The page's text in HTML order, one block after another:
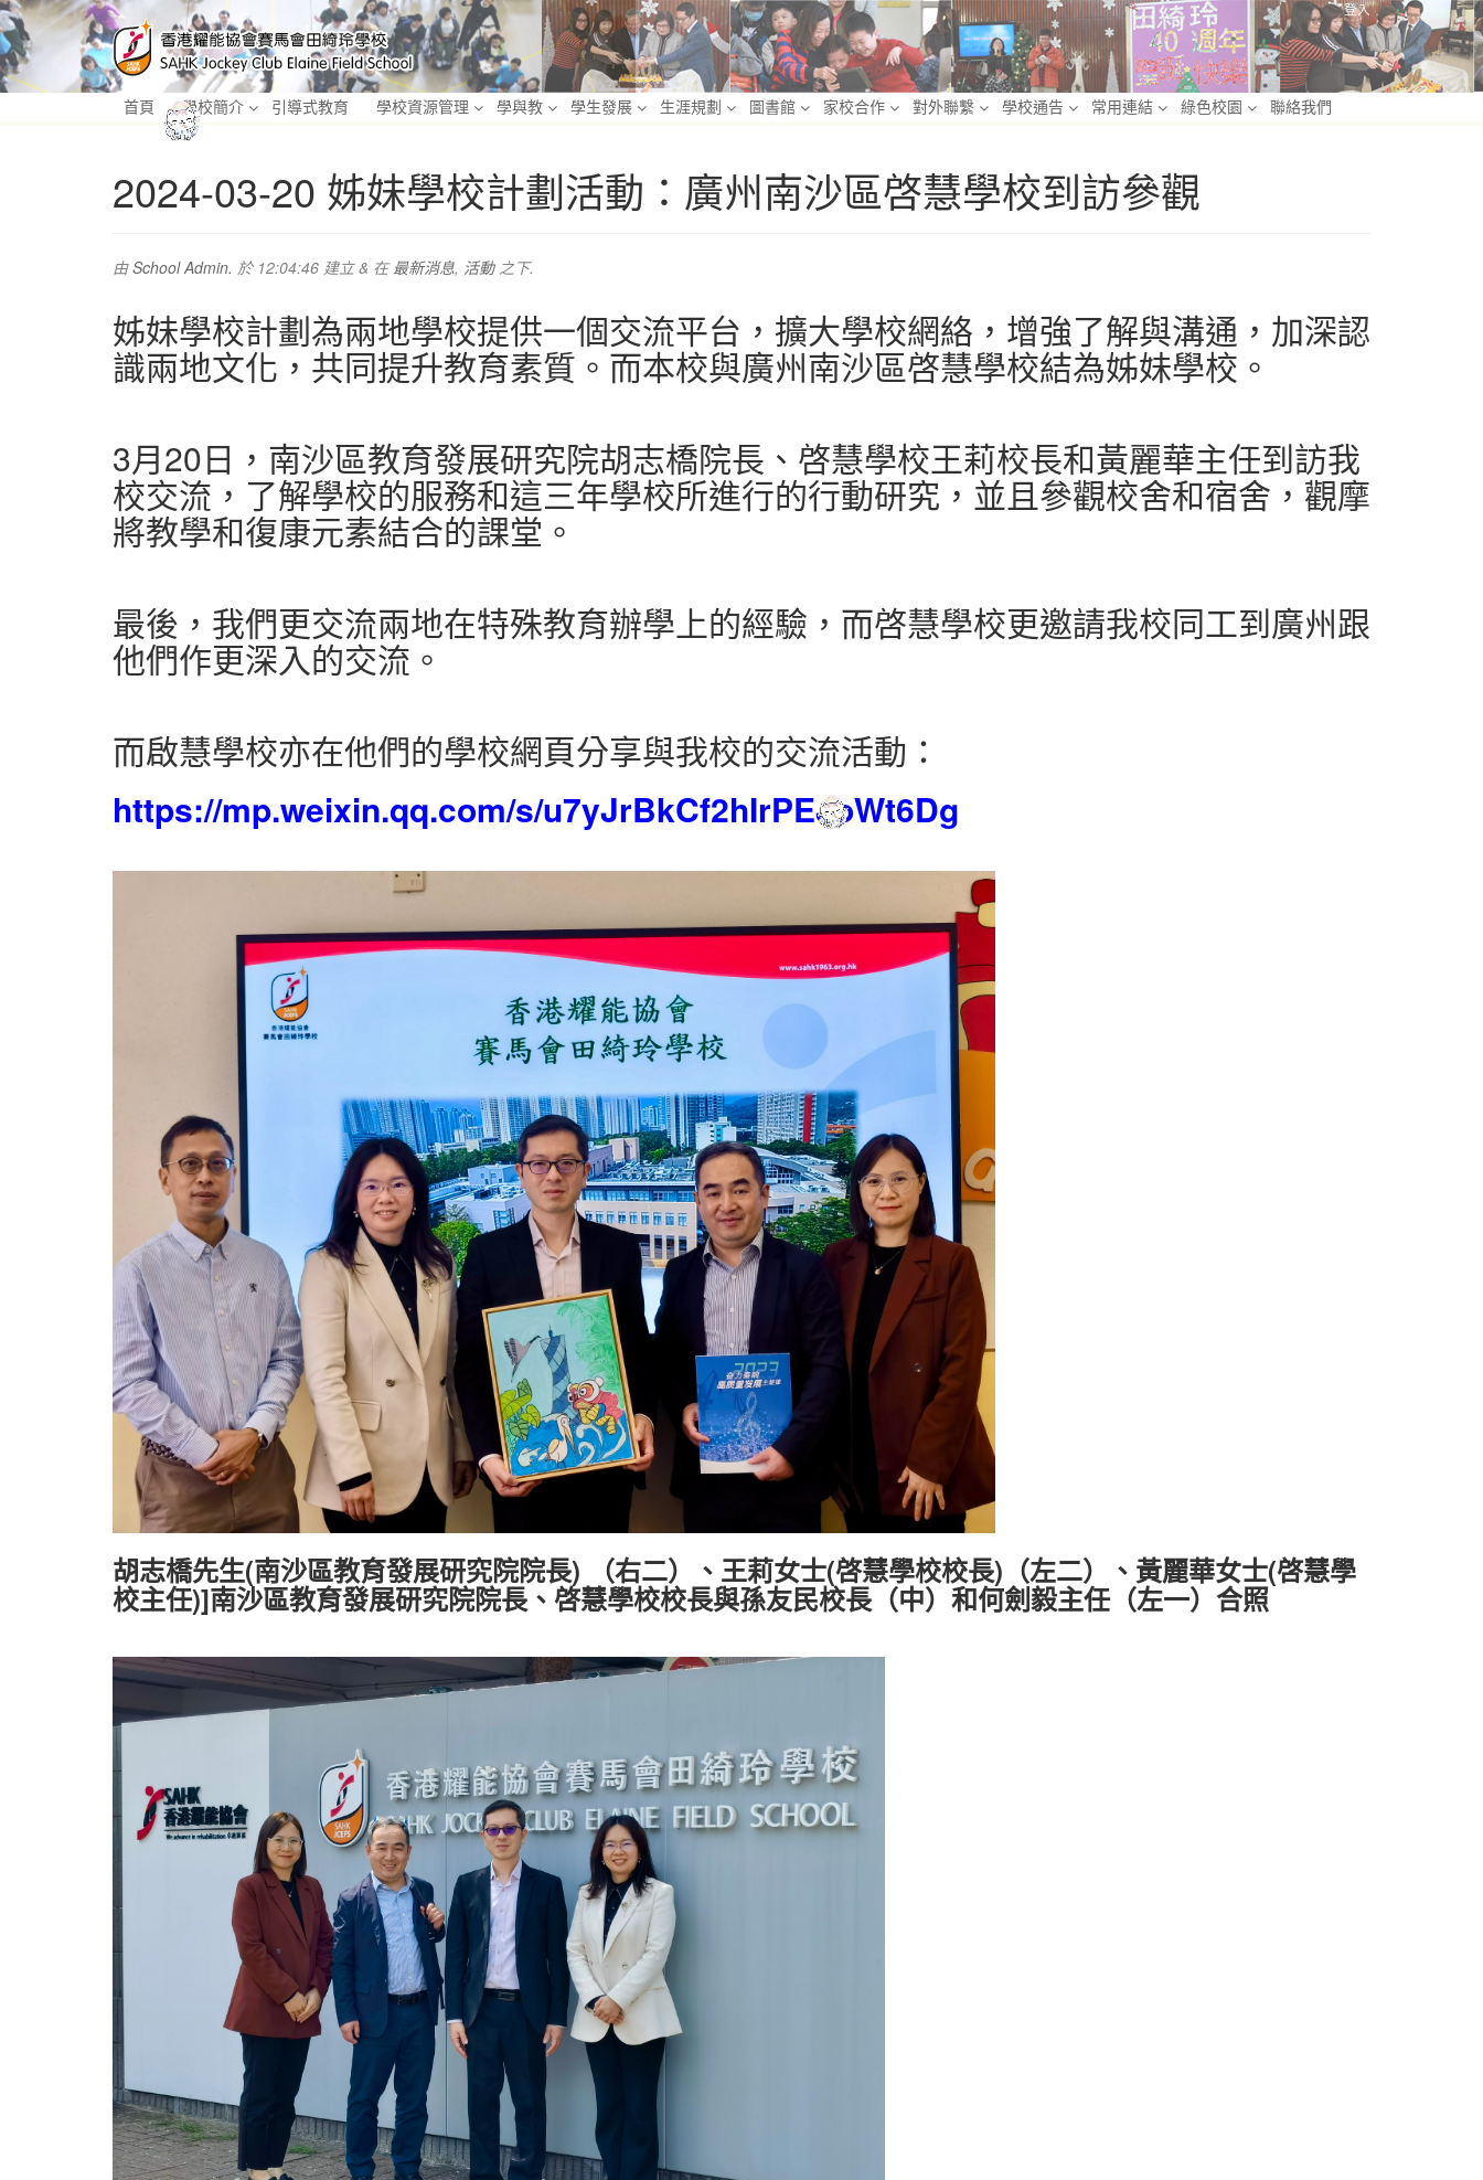
登入
首頁 學校簡介 引導式教育 學校資源管理 學與教 學生發展 生涯規劃 圖書館 家校合作 對外聯繫 學校通告 常用連結 綠色校園 聯絡我們
2024-03-20 姊妹學校計劃活動：廣州南沙區啓慧學校到訪參觀
由School Admin. 於 12:04:46 建立& 在最新消息, 活動之下.
姊妹學校計劃為兩地學校提供一個交流平台，擴大學校網絡，增強了解與溝通，加深認
識兩地文化，共同提升教育素質。而本校與廣州南沙區啓慧學校結為姊妹學校。
3月20日，南沙區教育發展研究院胡志橋院長、啓慧學校王莉校長和黃麗華主任到訪我
校交流，了解學校的服務和這三年學校所進行的行動研究，並且參觀校舍和宿舍，觀摩
將教學和復康元素結合的課堂。
最後，我們更交流兩地在特殊教育辦學上的經驗，而啓慧學校更邀請我校同工到廣州跟
他們作更深入的交流。
而啟慧學校亦在他們的學校網頁分享與我校的交流活動：
https://mp.weixin.qq.com/s/u7yJrBkCf2hIrPEJoWt6Dg
胡志橋先生(南沙區教育發展研究院院長) （右二）、王莉女士(啓慧學校校長)（左二）、黃麗華女士(啓慧學
校主任)]南沙區教育發展研究院院長、啓慧學校校長與孫友民校長（中）和何劍毅主任（左一）合照